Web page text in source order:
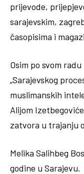
prijevode,
sarajevskim,
časopisima i
Osim po svom
„Sarajevskog
muslimanskih
Alijom
zatvora u trajanju
Melika Salihbeg
godine u Sarajevu.